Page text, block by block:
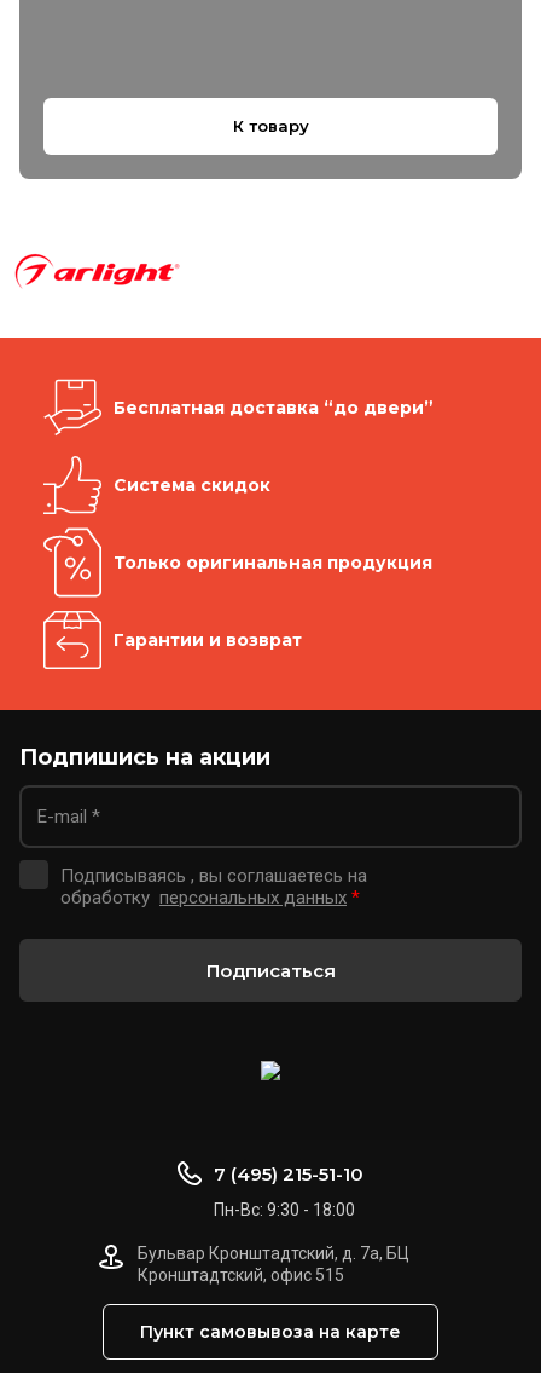
К товару
Бесплатная доставка “до двери”
Система скидок
Только оригинальная продукция
Гарантии и возврат
Подпишись на акции
Подписываясь , вы соглашаетесь на
обработку персональных данных *
Подписаться
7 (495) 215-51-10
Пн-Вс: 9:30 - 18:00
Бульвар Кронштадтский, д. 7а, БЦ
Кронштадтский, офис 515
Пункт самовывоза на карте